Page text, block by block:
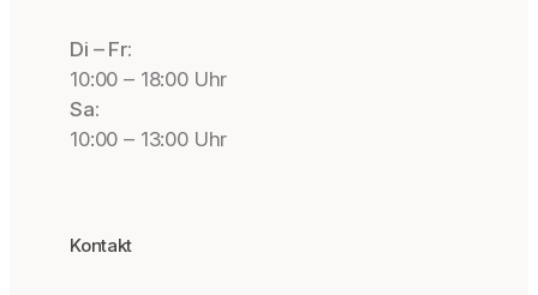
Di – Fr:
10:00 – 18:00 Uhr
Sa:
10:00 – 13:00 Uhr
Kontakt